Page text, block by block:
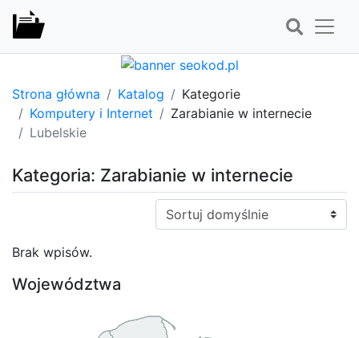
Strona główna Katalog
Kategorie
Komputery i Internet
Zarabianie w internecie
Lubelskie
Kategoria: Zarabianie w internecie
Sortuj:
Brak wpisów.
Województwa